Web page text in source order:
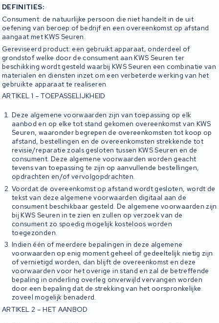
DEFINITIES:
Consument: de natuurlijke persoon die niet handelt in de uit
oefening van beroep of bedrijf en een overeenkomst op afstand
aangaat met KWS Seuren.
Gereviseerd product: een gebruikt apparaat, onderdeel of
grondstof welke door de consument aan KWS Seuren ter
beschikking wordt gesteld waarbij KWS Seuren een combinatie van
materialen en diensten inzet om een verbeterde werking van het
gebruikte apparaat te realiseren.
ARTIKEL 1 – TOEPASSELIJKHEID
Deze algemene voorwaarden zijn van toepassing op elk
aanbod en op elke tot stand gekomen overeenkomst van KWS
Seuren, waaronder begrepen de overeenkomsten tot koop op
afstand, bestellingen en de overeenkomsten strekkende tot
revisie/reparatie zoals gesloten tussen KWS Seuren en de
consument. Deze algemene voorwaarden worden geacht
tevens van toepassing te zijn op aanvullende bestellingen,
opdrachten en/of vervolgopdrachten.
Voordat de overeenkomst op afstand wordt gesloten, wordt de
tekst van deze algemene voorwaarden digitaal aan de
consument beschikbaar gesteld. De algemene voorwaarden zijn
bij KWS Seuren in te zien en zullen op verzoek van de
consument zo spoedig mogelijk kosteloos worden
toegezonden.
Indien één of meerdere bepalingen in deze algemene
voorwaarden op enig moment geheel of gedeeltelijk nietig zijn
of vernietigd worden, dan blijft de overeenkomst en deze
voorwaarden voor het overige in stand en zal de betreffende
bepaling in onderling overleg onverwijld vervangen worden
door een bepaling dat de strekking van het oorspronkelijke
zoveel mogelijk benaderd.
ARTIKEL 2 – HET AANBOD